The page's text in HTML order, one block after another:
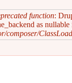
function:
as
composer/